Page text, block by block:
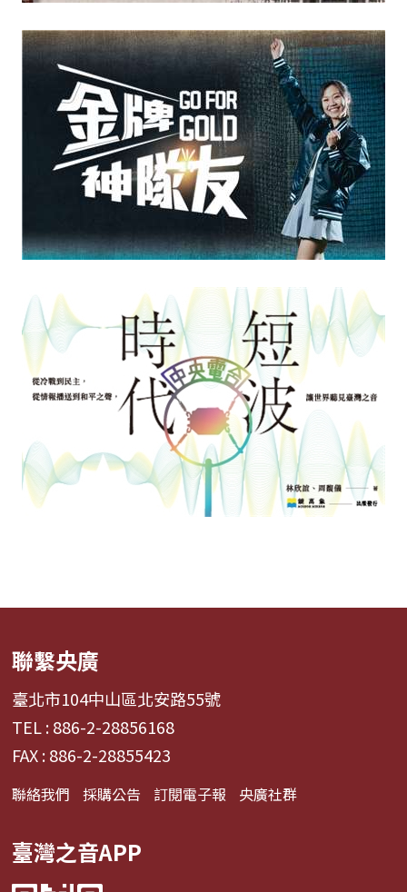
聯繫央廣
臺北市104中山區北安路55號
TEL : 886-2-28856168
FAX : 886-2-28855423
聯絡我們 採購公告 訂閱電子報 央廣社群
臺灣之音APP